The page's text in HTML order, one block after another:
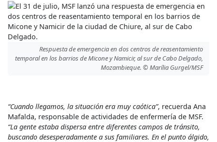
Respuesta de emergencia en dos centros de reasentamiento
temporal en los barrios de Micone y Namicir, al sur de Cabo Delgado,
Mozambieque. © Marília Gurgel/MSF
“Cuando llegamos, la situación era muy caótica”, recuerda Ana
Mafalda, responsable de actividades de enfermería de MSF.
“La gente estaba dispersa entre diferentes campos de tránsito,
buscando desesperadamente a sus familiares. En el punto álgido,